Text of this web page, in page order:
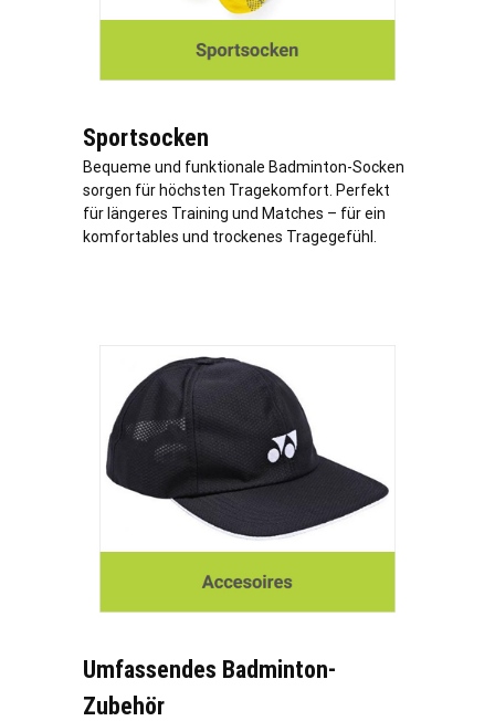
Sportsocken
Bequeme und funktionale Badminton-Socken
sorgen für höchsten Tragekomfort. Perfekt
für längeres Training und Matches – für ein
komfortables und trockenes Tragegefühl.
Umfassendes Badminton-
Zubehör